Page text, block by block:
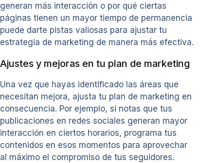
generan más interacción o por qué ciertas
páginas tienen un mayor tiempo de permanencia
puede darte pistas valiosas para ajustar tu
estrategia de marketing de manera más efectiva.
Ajustes y mejoras en tu plan de marketing
Una vez que hayas identificado las áreas que
necesitan mejora, ajusta tu plan de marketing en
consecuencia. Por ejemplo, si notas que tus
publicaciones en redes sociales generan mayor
interacción en ciertos horarios, programa tus
contenidos en esos momentos para aprovechar
al máximo el compromiso de tus seguidores.